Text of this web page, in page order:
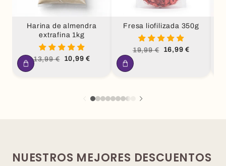
Harina de almendra
extrafina 1kg
Precio
habitual
13,99 €
Precio
de
10,99 €
Fresa liofilizada 350g
Precio
habitual
19,99 €
Precio
de
oferta
16,99 €
NUESTROS MEJORES DESCUENTOS